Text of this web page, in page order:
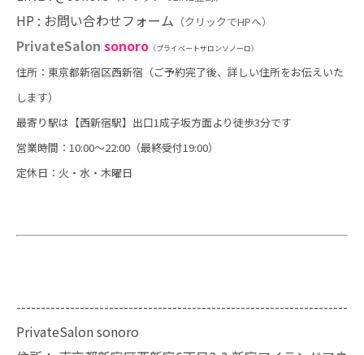
HP : お問い合わせフォーム （クリックでHPへ）
PrivateSalon sonoro （プライベートサロンソノーロ）
住所：東京都新宿区西新宿（ご予約完了後、詳しい住所をお伝えいた
します）
最寄り駅は【西新宿駅】出口1成子坂方面より徒歩3分です
営業時間：10:00～22:00（最終受付19:00）
定休日：火・水・木曜日
--------------------------------------------------------------------
PrivateSalon sonoro